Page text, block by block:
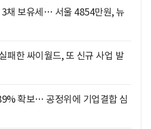
채 보유세… 서울 4854만원, 뉴
패한 싸이월드, 또 신규 사업 발
확보… 공정위에 기업결합 심